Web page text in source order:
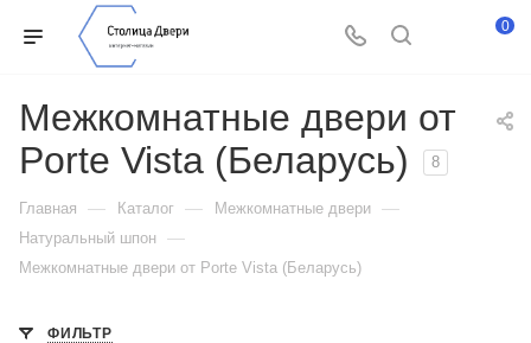
0
Межкомнатные двери от
Porte Vista (Беларусь)
8
Главная — Каталог — Межкомнатные двери —
Натуральный шпон —
Межкомнатные двери от Porte Vista (Беларусь)
ФИЛЬТР